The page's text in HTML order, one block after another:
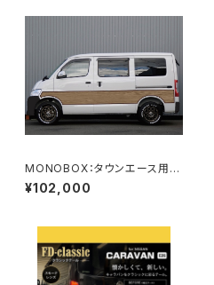
MONOBOX：タウンエース用ウ
ッドサイドデカール
¥102,000